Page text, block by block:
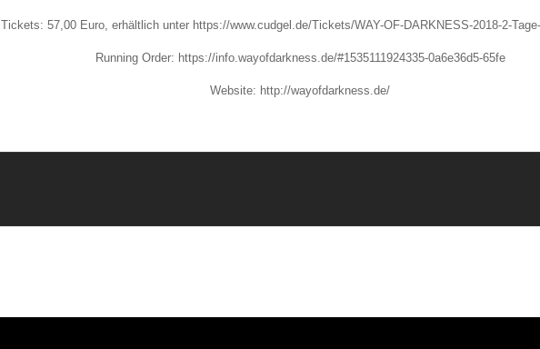
Tickets: 57,00 Euro, erhältlich unter https://www.cudgel.de/Tickets/WAY-OF-DARKNESS-2018-2-
Running Order: https://info.wayofdarkness.de/#1535111924335-0a6e36d5-65fe
Website: http://wayofdarkness.de/